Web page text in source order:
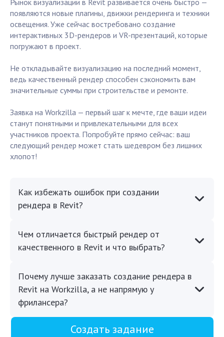
Рынок визуализации в Revit развивается очень быстро —
появляются новые плагины, движки рендеринга и техники
освещения. Уже сейчас востребовано создание
интерактивных 3D-рендеров и VR-презентаций, которые
погружают в проект.
Не откладывайте визуализацию на последний момент,
ведь качественный рендер способен сэкономить вам
значительные суммы при строительстве и ремонте.
Заявка на Workzilla — первый шаг к мечте, где ваши идеи
станут понятными и привлекательными для всех
участников проекта. Попробуйте прямо сейчас: ваш
следующий рендер может стать шедевром без лишних
хлопот!
Как избежать ошибок при создании
рендера в Revit?
Чем отличается быстрый рендер от
качественного в Revit и что выбрать?
Почему лучше заказать создание рендера в
Revit на Workzilla, а не напрямую у
фрилансера?
Создать задание